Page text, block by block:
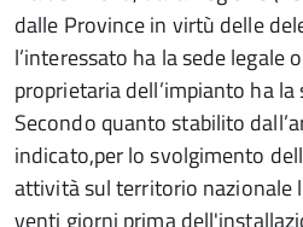
dalle Province in virtù delle
l’interessato ha la sede legale
proprietaria dell’impianto ha
Secondo quanto stabilito
indicato,per lo svolgimento
attività sul territorio nazionale
venti giorni prima